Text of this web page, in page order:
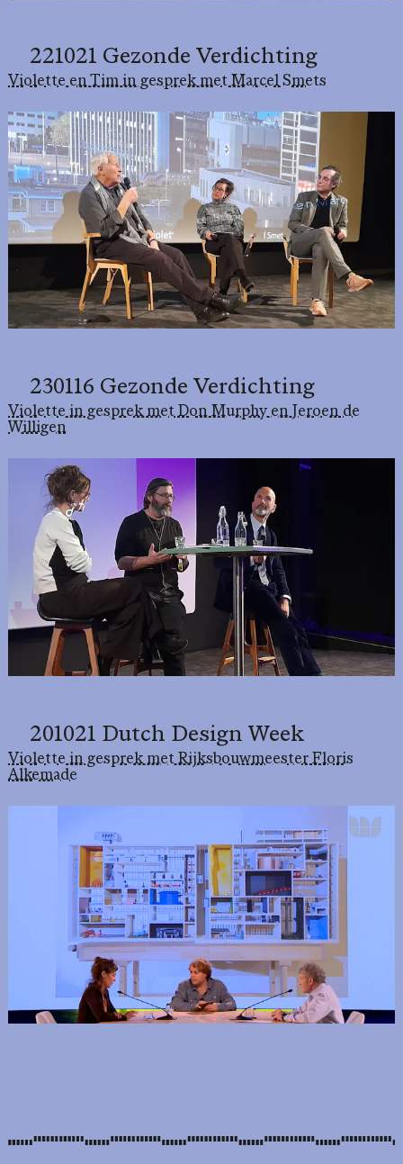
221021 Gezonde Verdichting
Violette en Tim in gesprek met Marcel Smets
230116 Gezonde Verdichting
Violette in gesprek met Don Murphy en Jeroen de
Willigen
201021 Dutch Design Week
Violette in gesprek met Rijksbouwmeester Floris
Alkemade